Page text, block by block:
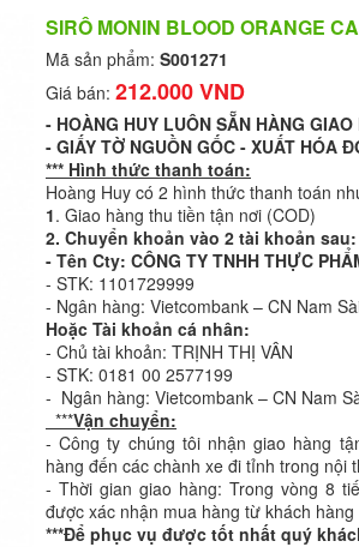
SIRÔ MONIN BLOOD ORANGE
Mã sản phẩm: S001271
Giá bán: 212.000 VND
- HOÀNG HUY LUÔN SẴN HÀNG GIAO
- GIẤY TỜ NGUỒN GỐC - XUẤT HÓA
*** Hình thức thanh toán:
Hoàng Huy có 2 hình thức thanh toán
1. Giao hàng thu tiền tận nơi (COD)
2. Chuyển khoản vào 2 tài khoản sau:
- Tên Cty: CÔNG TY TNHH THỰC
- STK: 1101729999
- Ngân hàng: Vietcombank – CN Nam
Hoặc Tài khoản cá nhân:
- Chủ tài khoản: TRỊNH THỊ VÂN
- STK: 0181 00 2577199
- Ngân hàng: Vietcombank – CN Nam
***Vận chuyển:
- Công ty chúng tôi nhận giao hàng
hàng đến các chành xe đi tỉnh trong nội
- Thời gian giao hàng: Trong vòng 8
được xác nhận mua hàng từ khách hàng
***Để phục vụ được tốt nhất quý